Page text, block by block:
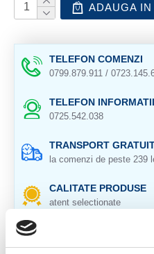
ADAUGA
TELEFON COMENZI
0799.879.911 /
TELEFON INFORMATII
0725.542.038
TRANSPORT
la comenzi de peste 239
CALITATE PRODUSE
atent selectionate
in 14 zile si banii inapoi